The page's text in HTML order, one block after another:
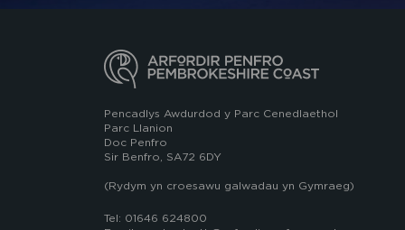
Pencadlys Awdurdod y Parc Cenedlaethol
Parc Llanion
Doc Penfro
Sir Benfro, SA72 6DY
(Rydym yn croesawu galwadau yn Gymraeg)
Tel: 01646 624800